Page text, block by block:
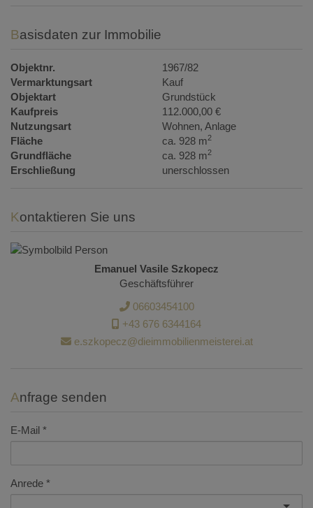
Basisdaten zur Immobilie
Objektnr.
1967/82
Vermarktungsart
Kauf
Objektart
Grundstück
Kaufpreis
112.000,00 €
Nutzungsart
Wohnen Anlage
Fläche
ca. 928 m2
Grundfläche ca. 928 m2
Erschließung unerschlossen
Kontaktieren Sie uns
Emanuel Vasile Szkopecz
Geschäftsführer
06603454100
+43 676 6344164
e.szkopecz@dieimmobilienmeisterei.at
Anfrage senden
E-Mail
Anrede